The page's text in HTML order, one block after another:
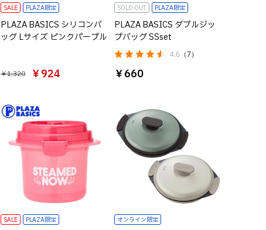
SALE PLAZA限定
PLAZA BASICS シリコンバ
ッグ Lサイズ ピンクパープル
￥1,320 ￥924
SOLD OUT PLAZA限定
PLAZA BASICS ダブルジッ
プバッグ SSset
4.6 （7）
￥660
SALE PLAZA限定 オンライン限定